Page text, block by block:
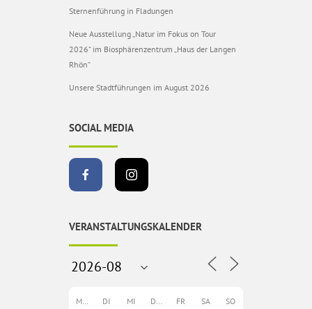
Sternenführung in Fladungen
Neue Ausstellung „Natur im Fokus on Tour
2026“ im Biosphärenzentrum „Haus der Langen
Rhön“
Unsere Stadtführungen im August 2026
SOCIAL MEDIA
VERANSTALTUNGSKALENDER
DI MI FR SA SO